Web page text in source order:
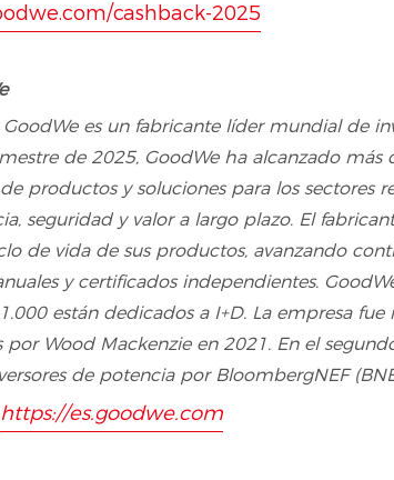
cashback-2025
es un fabricante líder mundial de
de 2025, GoodWe ha alcanzado
productos y soluciones para los sectores
seguridad y valor a largo plazo. El
de vida de sus productos, avanzando
y certificados independientes.
están dedicados a I+D. La empresa
por Wood Mackenzie en 2021. En el
de potencia por BloombergNEF
https://es.goodwe.com